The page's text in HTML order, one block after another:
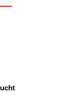
sie